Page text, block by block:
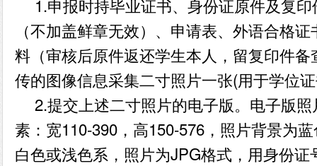
1.申报时持毕业证书、身份证原件及复
（不加盖鲜章无效）、申请表、外语合格
料（审核后原件返还学生本人，留复印件
传的图像信息采集二寸照片一张(用于学位
2.提交上述二寸照片的电子版。电子版
素：宽110-390 ，高150-576 ，照片背景为
白色或浅色系，照片为JPG格式，用身份证